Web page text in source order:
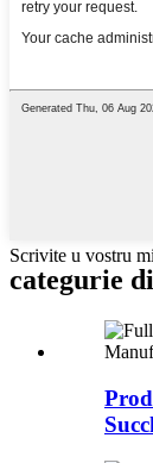
Scrivite u vostru
categurie